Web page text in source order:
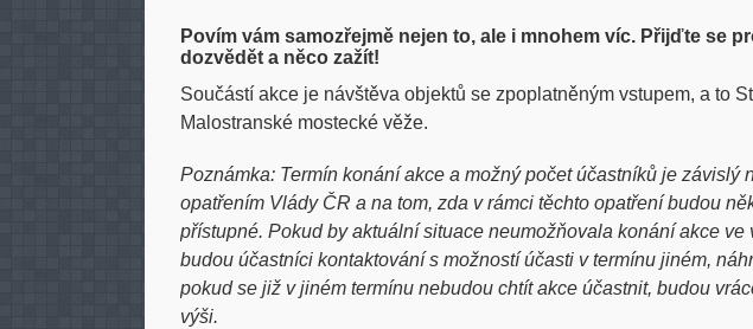
Povím vám samozřejmě nejen to, ale i mnohem víc. Přijďte se
dozvědět a něco zažít!
Součástí akce je návštěva objektů se zpoplatněným vstupem, a to
Malostranské mostecké věže.
Poznámka: Termín konání akce a možný počet účastníků je závislý
opatřením Vlády ČR a na tom, zda v rámci těchto opatření budou
přístupné. Pokud by aktuální situace neumožňovala konání akce ve
budou účastníci kontaktování s možností účasti v termínu jiném,
pokud se již v jiném termínu nebudou chtít akce účastnit, budou
výši.